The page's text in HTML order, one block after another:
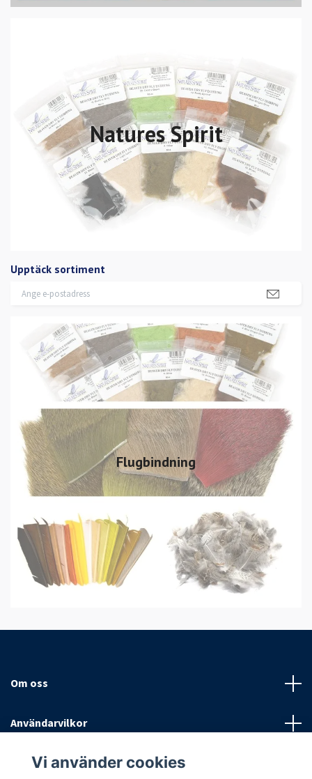
Natures Spirit
Upptäck sortiment
Flugbindning
Om oss
Användarvilkor
Sociala medier
Vi använder cookies